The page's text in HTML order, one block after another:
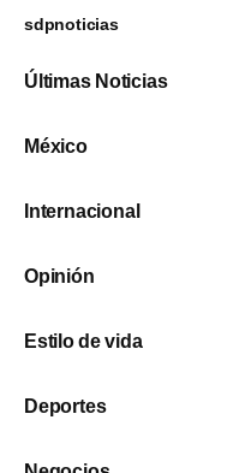
sdpnoticias
Últimas Noticias
México
Internacional
Opinión
Estilo de vida
Deportes